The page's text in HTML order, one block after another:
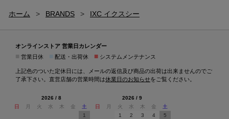
ホーム > BRANDS > IXC イクスシー
オンラインストア 営業日カレンダー
営業日休 配送・出荷休 ■ システムメンテナンス
上記色のついた定休日には、メールの返信及び商品の出荷は出来ませんのでご
了承下さい。直営店舗の営業時間は休業日のお知らせをご覧ください。
2026 / 8
日
月 火 水 木 金
土
1
2026 / 9
日
月 火 水 木 金
土
1
2 3 4
5